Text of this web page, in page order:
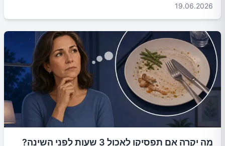
19.06.2026
מה יקרה אם תפסיקו לאכול 3 שעות לפני השינה?